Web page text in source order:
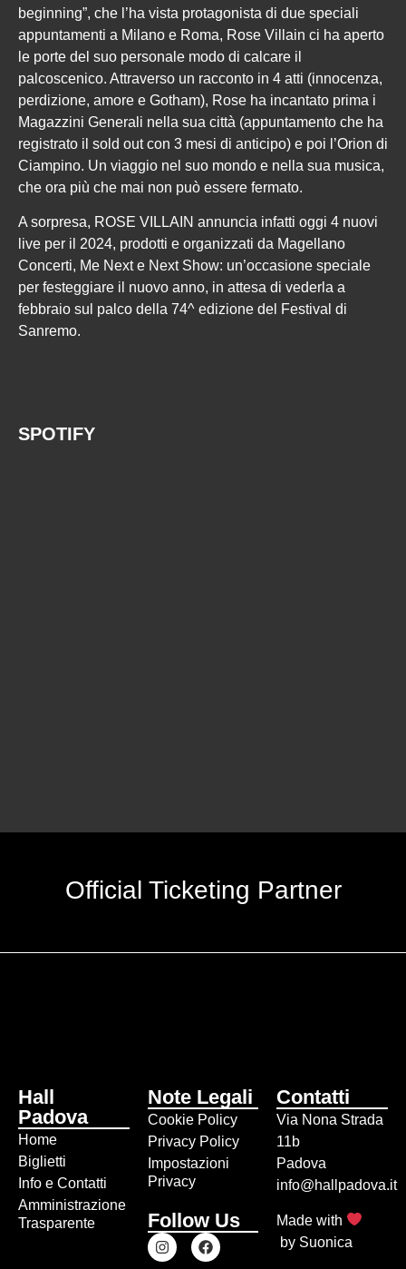
beginning”, che l’ha vista protagonista di due speciali
appuntamenti a Milano e Roma, Rose Villain ci ha aperto
le porte del suo personale modo di calcare il
palcoscenico. Attraverso un racconto in 4 atti (innocenza,
perdizione, amore e Gotham), Rose ha incantato prima i
Magazzini Generali nella sua città (appuntamento che ha
registrato il sold out con 3 mesi di anticipo) e poi l’Orion di
Ciampino. Un viaggio nel suo mondo e nella sua musica,
che ora più che mai non può essere fermato.
A sorpresa, ROSE VILLAIN annuncia infatti oggi 4 nuovi
live per il 2024, prodotti e organizzati da Magellano
Concerti, Me Next e Next Show: un’occasione speciale
per festeggiare il nuovo anno, in attesa di vederla a
febbraio sul palco della 74^ edizione del Festival di
Sanremo.
SPOTIFY
Official Ticketing Partner
Hall
Padova
Home
Biglietti
Info e Contatti
Amministrazione
Trasparente
Note Legali
Cookie Policy
Privacy Policy
Impostazioni
Privacy
Follow Us
Contatti
Via Nona Strada
11b
Padova
info@hallpadova.it
Made with
by Suonica